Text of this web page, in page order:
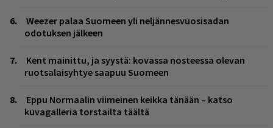
Weezer palaa Suomeen yli neljännesvuosisadan
odotuksen jälkeen
Kent mainittu, ja syystä: kovassa nosteessa olevan
ruotsalaisyhtye saapuu Suomeen
Eppu Normaalin viimeinen keikka tänään – katso
kuvagalleria torstailta täältä